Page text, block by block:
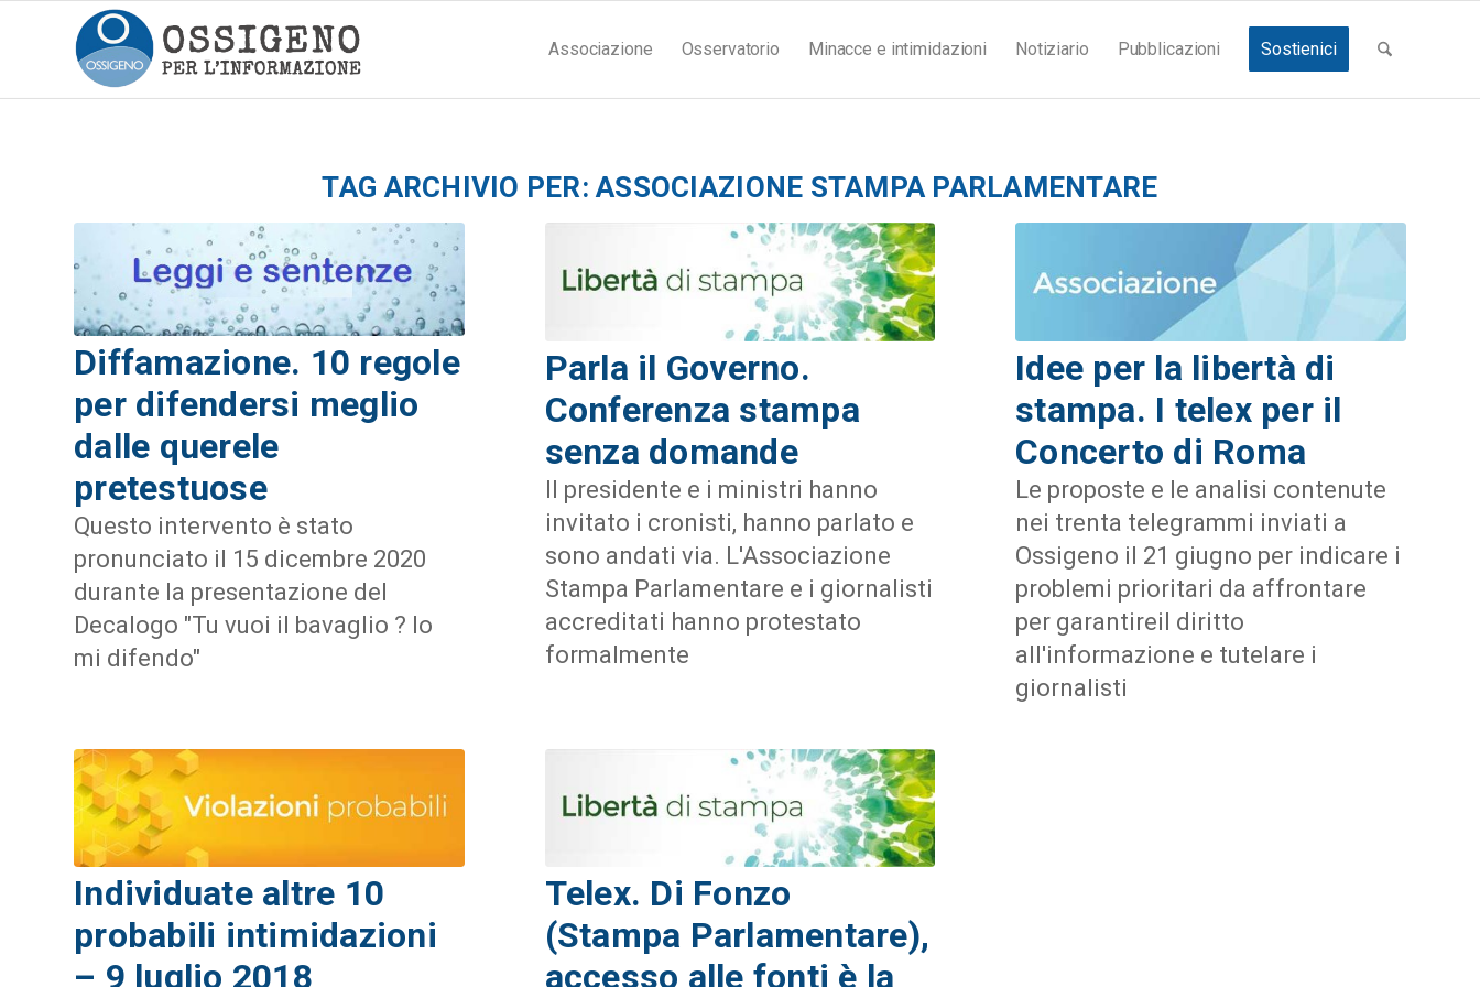
Associazione Osservatorio Minacce e intimidazioni Notiziario Pubblicazioni Sostienici
TAG ARCHIVIO PER:ASSOCIAZIONE STAMPA PARLAMENTARE
Diffamazione. 10 regole
per difendersi meglio
dalle querele
pretestuose
Questo intervento è stato
pronunciato il 15 dicembre 2020
durante la presentazione del
Decalogo "Tu vuoi il bavaglio ? Io
mi difendo"
Parla il Governo.
Conferenza stampa
senza domande
Il presidente e i ministri hanno
invitato i cronisti, hanno parlato e
sono andati via. L'Associazione
Stampa Parlamentare e i giornalisti
accreditati hanno protestato
formalmente
Idee per la libertà di
stampa. I telex per il
Concerto di Roma
Le proposte e le analisi contenute
nei trenta telegrammi inviati a
Ossigeno il 21 giugno per indicare i
problemi prioritari da affrontare
per garantireil diritto
all'informazione e tutelare i
giornalisti
Individuate altre 10
probabili intimidazioni
– 9 luglio 2018
Telex. Di Fonzo
(Stampa Parlamentare),
accesso alle fonti è la